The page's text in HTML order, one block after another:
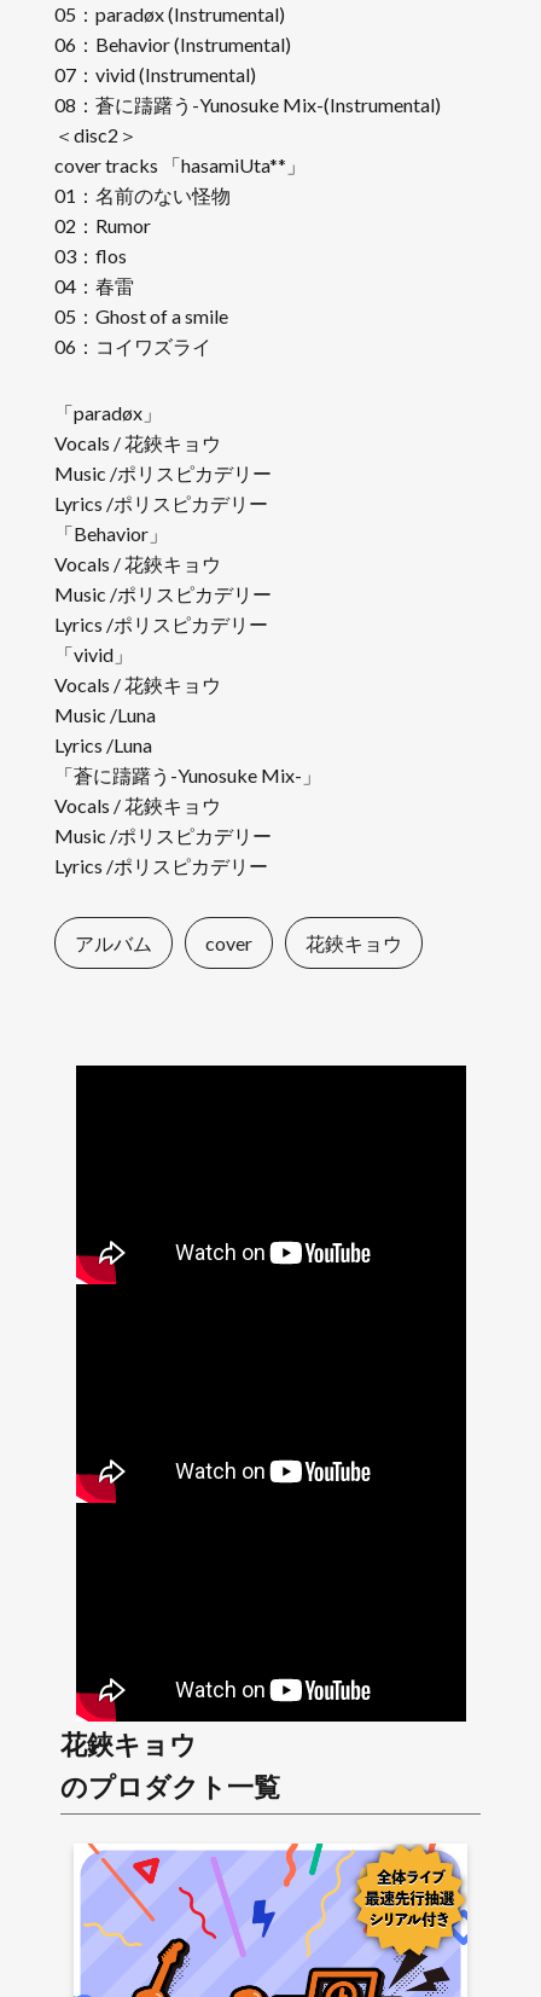
05：paradøx (Instrumental)
06：Behavior (Instrumental)
07：vivid (Instrumental)
08：蒼に躊躇う-Yunosuke Mix-(Instrumental)
＜disc2＞
cover tracks 「hasamiUta**」
01：名前のない怪物
02：Rumor
03：flos
04：春雷
05：Ghost of a smile
06：コイワズライ
「paradøx」
Vocals / 花鋏キョウ
Music /ポリスピカデリー
Lyrics /ポリスピカデリー
「Behavior」
Vocals / 花鋏キョウ
Music /ポリスピカデリー
Lyrics /ポリスピカデリー
「vivid」
Vocals / 花鋏キョウ
Music /Luna
Lyrics /Luna
「蒼に躊躇う-Yunosuke Mix-」
Vocals / 花鋏キョウ
Music /ポリスピカデリー
Lyrics /ポリスピカデリー
アルバム cover 花鋏キョウ
花鋏キョウ
のプロダクト一覧